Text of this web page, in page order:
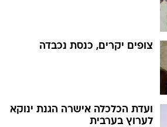
צופים יקרים, כנסת נכבדה
ועדת הכלכלה אישרה הגנת ינוקא
לערוץ בערבית